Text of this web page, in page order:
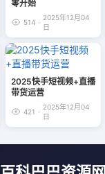
零开始
514 ·
2025年12月04
日
2025快手短视频+直播
带货运营
421 ·
2025年12月04
日